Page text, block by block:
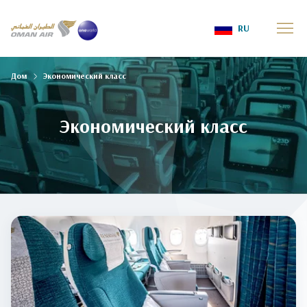
RU
Экономический класс
Дом Экономический класс